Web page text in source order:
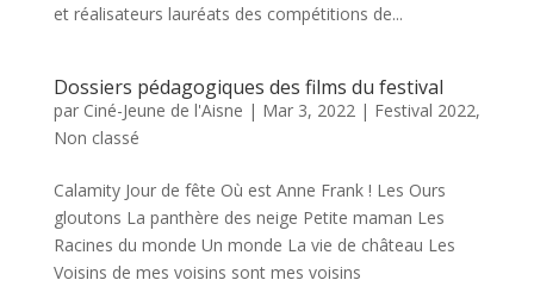
et réalisateurs lauréats des compétitions de...
Dossiers pédagogiques des films du festival
par Ciné-Jeune de l'Aisne | Mar 3, 2022| Festival 2022,
Non classé
Calamity Jour de fête Où est Anne Frank ! Les Ours
gloutons La panthère des neige Petite maman Les
Racines du monde Un monde La vie de château Les
Voisins de mes voisins sont mes voisins